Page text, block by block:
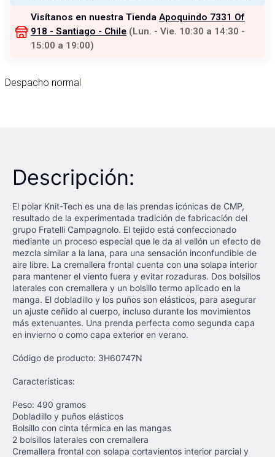
Visítanos en nuestra Tienda Apoquindo 7331 Of
918 - Santiago - Chile (Lun. - Vie. 10:30 a 14:30 -
15:00 a 19:00)
Despacho normal
Descripción:
El polar Knit-Tech es una de las prendas icónicas de CMP,
resultado de la experimentada tradición de fabricación del
grupo Fratelli Campagnolo. El tejido está confeccionado
mediante un proceso especial que le da al vellón un efecto de
mezcla similar a la lana, para una sensación inconfundible de
aire libre. La cremallera frontal cuenta con una solapa interior
para mantener el viento fuera y evitar rozaduras. Dos bolsillos
laterales con cremallera y un bolsillo termo aplicado en la
manga. El dobladillo y los puños son elásticos, para asegurar
un ajuste ceñido al cuerpo, incluso durante los movimientos
más extenuantes. Una prenda perfecta como segunda capa
en invierno o como capa exterior en verano.
Código de producto: 3H60747N
Características:
Peso: 490 gramos
Dobladillo y puños elásticos
Bolsillo con cinta térmica en las mangas
2 bolsillos laterales con cremallera
Cremallera frontal con solapa cortavientos interior parcial y